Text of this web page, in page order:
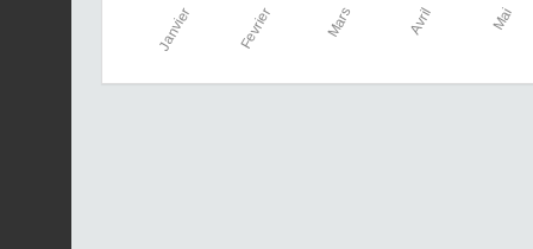
Mai
Avril
Mars
Fevrier
Janvier